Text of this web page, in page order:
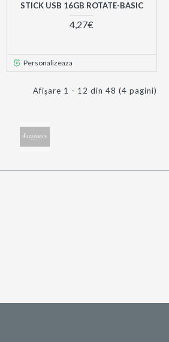
STICK USB 16GB ROTATE-BASIC
4,27€
Personalizeaza
Afişare 1 - 12 din 48 (4 pagini)